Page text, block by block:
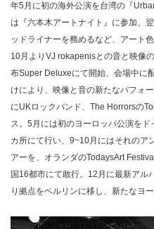
年5月に初の海外公演を台湾の『
は『六本木アートナイト』に参加、
ッドライナーを務めるなど、アート
10月よりVJ rokapenisとの音と映像
布Super Deluxeにて開始、会場中に
けにより、映像と音の新たなパフォ
にUKロックバンド、The Horrorsの
ス。5月には初のヨーロッパ公演を
カ所にて行い、9~10月にはそれのア
アーを、オランダのTodaysArt
国16都市にて敢行。12月に最新アル
り拠点をベルリンに移し、新たなヨ